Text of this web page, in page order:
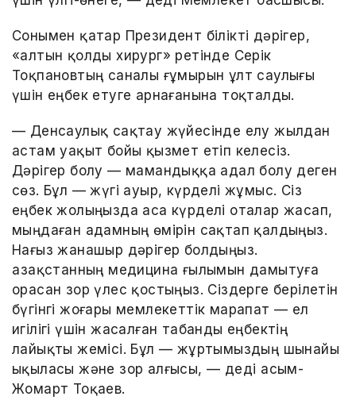
Сонымен қатар Президент білікті дәрігер,
«алтын қолды хирург» ретінде Серік
Тоқпановтың саналы ғұмырын ұлт саулығы
үшін еңбек етуге арнағанына тоқталды.
— Денсаулық сақтау жүйесінде елу жылдан
астам уақыт бойы қызмет етіп келесіз.
Дәрігер болу — мамандыққа адал болу деген
сөз. Бұл — жүгі ауыр, күрделі жұмыс. Сіз
еңбек жолыңызда аса күрделі оталар жасап,
мыңдаған адамның өмірін сақтап қалдыңыз.
Нағыз жанашыр дәрігер болдыңыз.
Қазақстанның медицина ғылымын дамытуға
орасан зор үлес қостыңыз. Сіздерге берілетін
бүгінгі жоғары мемлекеттік марапат — ел
игілігі үшін жасалған табанды еңбектің
лайықты жемісі. Бұл — жұртымыздың шынайы
ықыласы және зор алғысы, — деді Қасым-
Жомарт Тоқаев.